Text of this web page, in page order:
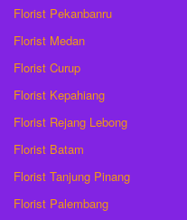
Florist Pekanbanru
Florist Medan
Florist Curup
Florist Kepahiang
Florist Rejang Lebong
Florist Batam
Florist Tanjung Pinang
Florist Palembang